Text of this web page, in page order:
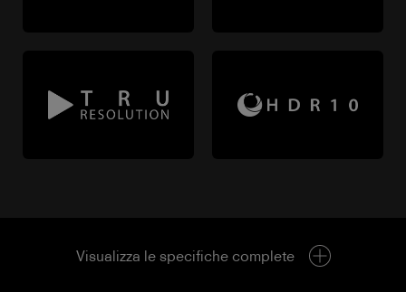
Visualizza le specifiche complete